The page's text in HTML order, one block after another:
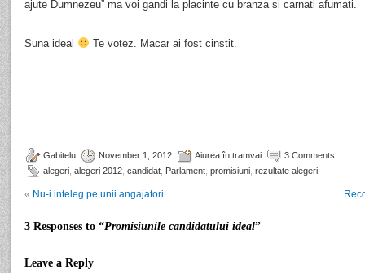
ajute Dumnezeu” ma voi gandi la placinte cu branza si carnati afumati.
Suna ideal Te votez. Macar ai fost cinstit.
Gabitelu November 1, 2012 Aiurea în tramvai
3 Comments
alegeri alegeri 2012 candidat Parlament promisiuni rezultate alegeri
« Nu-i inteleg pe unii angajatori
3 Responses to “Promisiunile candidatului ideal”
Leave a Reply